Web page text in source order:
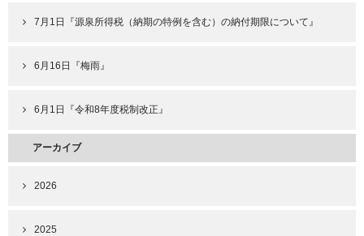
7月1日『源泉所得税（納期の特例を含む）の納付期限について』
6月16日『梅雨』
6月1日『令和8年度税制改正』
アーカイブ
2026
2025